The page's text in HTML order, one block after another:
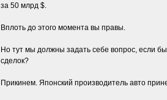
за 50 млрд $.
Вплоть до этого момента вы правы.
Но тут мы должны задать себе вопрос, если
сделок?
Прикинем. Японский производитель авто